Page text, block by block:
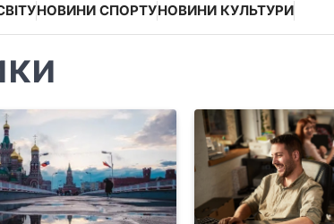
НОВИНИ СПОРТУНОВИНИ КУЛЬТУРИ